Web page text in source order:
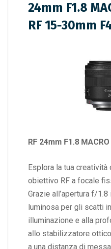
24mm F1.8
RF 15-30mm
RF 24mm F1.8
Esplora la tua creatività
obiettivo RF a focale
Grazie all’apertura f/
luminosa per gli scatti
illuminazione e alla
allo stabilizzatore
a una distanza di